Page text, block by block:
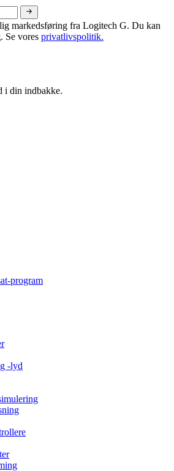
markedsføring fra Logitech G. Du kan
Se vores privatlivspolitik.
i din indbakke.
program
-lyd